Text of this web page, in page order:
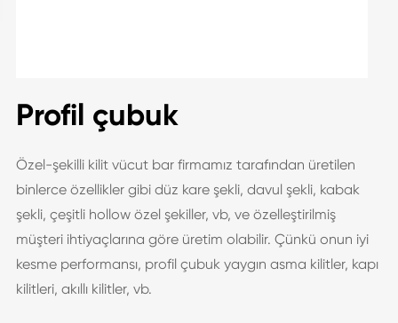
Profil çubuk
Özel-şekilli kilit vücut bar firmamız tarafından üretilen
binlerce özellikler gibi düz kare şekli, davul şekli, kabak
şekli, çeşitli hollow özel şekiller, vb, ve özelleştirilmiş
müşteri ihtiyaçlarına göre üretim olabilir. Çünkü onun iyi
kesme performansı, profil çubuk yaygın asma kilitler, kapı
kilitleri, akıllı kilitler, vb.